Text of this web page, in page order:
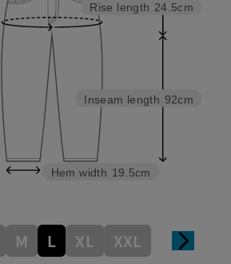
Inseam length 92cm
Rise length 24.5cm
Hem width 19.5cm
M L XL XXL